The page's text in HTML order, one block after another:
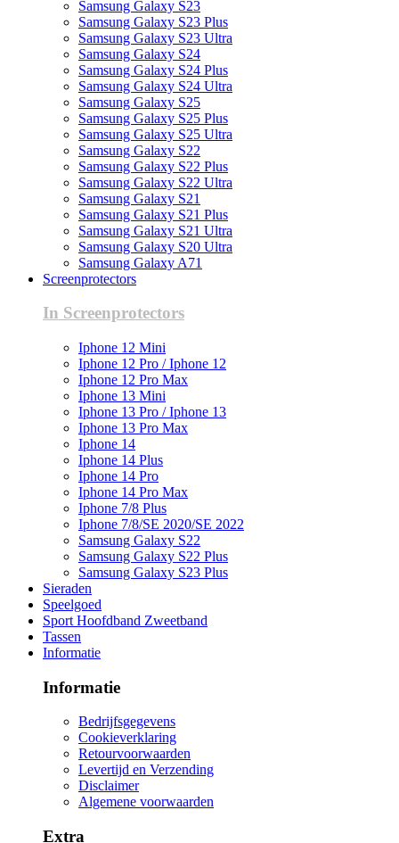
Samsung Galaxy S23
Samsung Galaxy S23 Plus
Samsung Galaxy S23 Ultra
Samsung Galaxy S24
Samsung Galaxy S24 Plus
Samsung Galaxy S24 Ultra
Samsung Galaxy S25
Samsung Galaxy S25 Plus
Samsung Galaxy S25 Ultra
Samsung Galaxy S22
Samsung Galaxy S22 Plus
Samsung Galaxy S22 Ultra
Samsung Galaxy S21
Samsung Galaxy S21 Plus
Samsung Galaxy S21 Ultra
Samsung Galaxy S20 Ultra
Samsung Galaxy A71
Screenprotectors
In Screenprotectors
Iphone 12 Mini
Iphone 12 Pro / Iphone 12
Iphone 12 Pro Max
Iphone 13 Mini
Iphone 13 Pro / Iphone 13
Iphone 13 Pro Max
Iphone 14
Iphone 14 Plus
Iphone 14 Pro
Iphone 14 Pro Max
Iphone 7/8 Plus
Iphone 7/8/SE 2020/SE 2022
Samsung Galaxy S22
Samsung Galaxy S22 Plus
Samsung Galaxy S23 Plus
Sieraden
Speelgoed
Sport Hoofdband Zweetband
Tassen
Informatie
Informatie
Bedrijfsgegevens
Cookieverklaring
Retourvoorwaarden
Levertijd en Verzending
Disclaimer
Algemene voorwaarden
Extra